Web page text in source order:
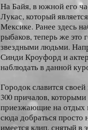
На Байя, в южной его
Лукас, который
Мексике. Ранее здесь
рыбаков, теперь же
звездными людьми.
Синди Кроуфорд и
наблюдать в данной
Городок славится
300 причалов,
приезжающие на отдых
сюда добраться
имеется клип, снятый в